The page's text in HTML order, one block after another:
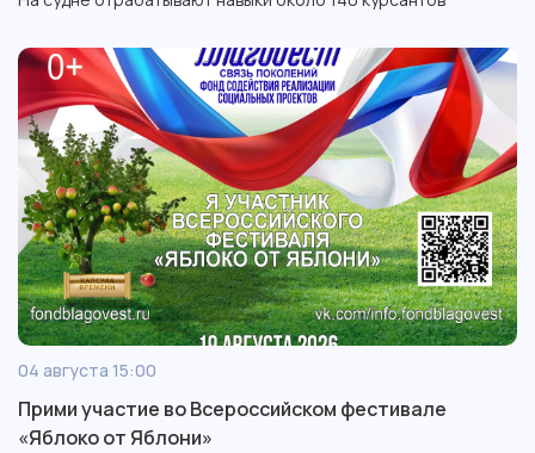
04 августа 15:00
Прими участие во Всероссийском фестивале
«Яблоко от Яблони»